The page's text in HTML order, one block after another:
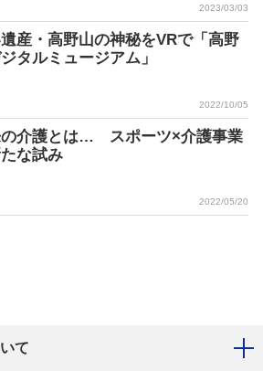
2023/03/03
産・高野山の神秘をVRで「高野
タルミュージアム」
2022/10/05
介護とは… スポーツ×介護事業
な試み
2022/05/20
て